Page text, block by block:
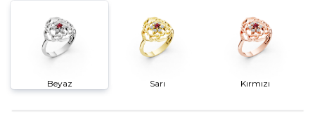
Beyaz Sarı Kırmızı